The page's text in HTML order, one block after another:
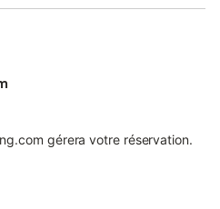
gérera votre réservation.